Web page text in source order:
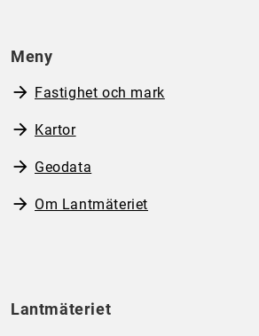
Meny
Fastighet och mark
Kartor
Geodata
Om Lantmäteriet
Lantmäteriet